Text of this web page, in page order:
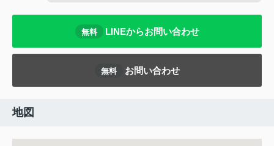
無料 LINEからお問い合わせ
無料 お問い合わせ
地図